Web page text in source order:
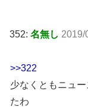
352: 名無し 2019/
>>322
少なくともニュ
たわ